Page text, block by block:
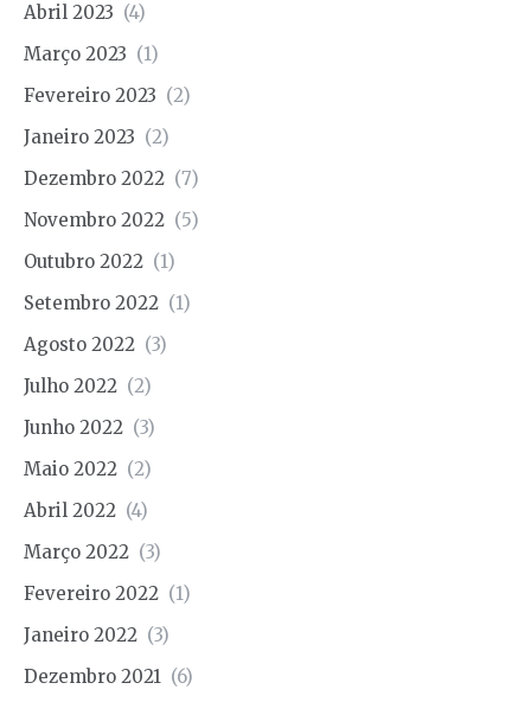
Abril 2023 (4)
Março 2023 (1)
Fevereiro 2023 (2)
Janeiro 2023 (2)
Dezembro 2022 (7)
Novembro 2022 (5)
Outubro 2022 (1)
Setembro 2022 (1)
Agosto 2022 (3)
Julho 2022 (2)
Junho 2022 (3)
Maio 2022 (2)
Abril 2022 (4)
Março 2022 (3)
Fevereiro 2022 (1)
Janeiro 2022 (3)
Dezembro 2021 (6)